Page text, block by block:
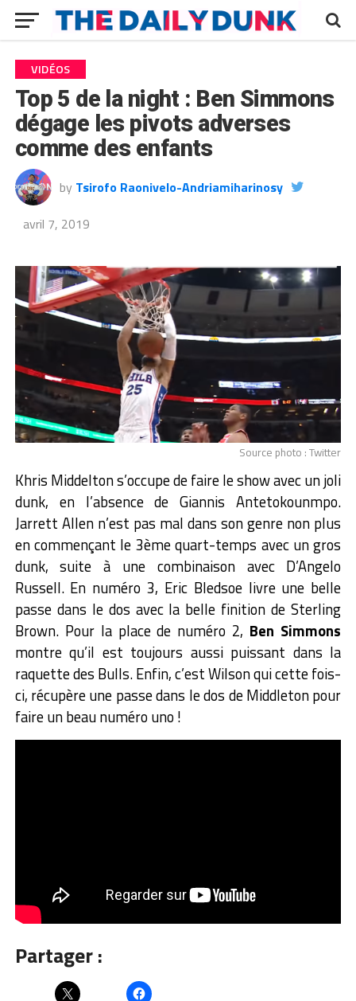
VIDÉOS
Top 5 de la night : Ben Simmons
dégage les pivots adverses
comme des enfants
by Tsirofo Raonivelo-Andriamiharinosy
avril 7, 2019
Source photo : Twitter
Khris Middelton s’occupe de faire le show avec un joli
dunk, en l’absence de Giannis Antetokounmpo.
Jarrett Allen n’est pas mal dans son genre non plus
en commençant le 3ème quart-temps avec un gros
dunk, suite à une combinaison avec D’Angelo
Russell. En numéro 3, Eric Bledsoe livre une belle
passe dans le dos avec la belle finition de Sterling
Brown. Pour la place de numéro 2, Ben Simmons
montre qu’il est toujours aussi puissant dans la
raquette des Bulls. Enfin, c’est Wilson qui cette fois-
ci, récupère une passe dans le dos de Middleton pour
faire un beau numéro uno !
Partager :